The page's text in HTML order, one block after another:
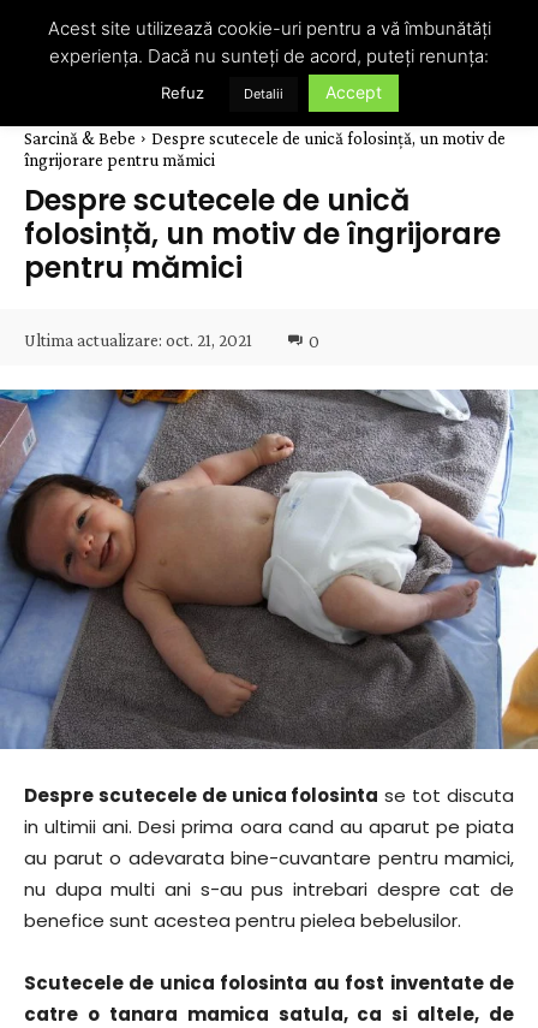
Sarcină & Bebe
Despre scutecele de unică folosință, un motiv de
îngrijorare pentru mămici
Despre scutecele de unică
folosință, un motiv de îngrijorare
pentru mămici
Ultima actualizare: oct. 21, 2021 0
Despre scutecele de unica folosinta se tot discuta
in ultimii ani. Desi prima oara cand au aparut pe piata
au parut o adevarata bine-cuvantare pentru mamici,
nu dupa multi ani s-au pus intrebari despre cat de
benefice sunt acestea pentru pielea bebelusilor.
Scutecele de unica folosinta au fost inventate de
catre o tanara mamica satula, ca si altele, de
Acest site utilizează cookie-uri pentru a vă îmbunătăți
experiența. Dacă nu sunteți de acord, puteți renunța:
Refuz Detalii Accept